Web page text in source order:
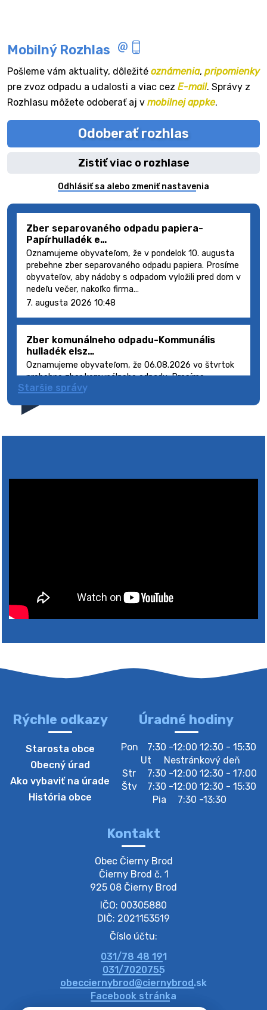
Mobilný Rozhlas
Pošleme vám aktuality, dôležité oznámenia, pripomienky
pre zvoz odpadu a udalosti a viac cez E-mail. Správy z
Rozhlasu môžete odoberať aj v mobilnej appke.
Odoberať rozhlas
Zistiť viac o rozhlase
Odhlásiť sa alebo zmeniť nastavenia
Zber separovaného odpadu papiera-
Papírhulladék e…
Oznamujeme obyvateľom, že v pondelok 10. augusta
prebehne zber separovaného odpadu papiera. Prosíme
obyvateľov, aby nádoby s odpadom vyložili pred dom v
nedeľu večer, nakoľko firma…
7. augusta 2026 10:48
Zber komunálneho odpadu-Kommunális
hulladék elsz…
Oznamujeme obyvateľom, že 06.08.2026 vo štvrtok
prebehne zber komunálneho odpadu. Prosíme
obyvateľov, aby smetné nádoby s odpadom vyložili
5. augusta 2026 08:41
4. augusta 2026 10:05
Zberný dvor-Gyűjtőudvar
Oznamujeme obyvateľom, že v stredu 05. augusta
bude zberný dvor zatvorený. Értesítjük a lakosokat,
hogy szerdán augusztus 05-én a gyűjtőudvar zárva
lesz https://ciernybrod.sk?p=214…
Zber separovaného odpadu plastu-
Szeparált műanya…
Oznamujeme obyvateľom, že v stredu 05. augusta
prebehne zber separovaného odpadu plastu. Prosíme
obyvateľov, aby vrecia s odpadom vyložili pred dom už
večer vopred, nakoľko firma F…
4. augusta 2026 09:51
Oznámenie o plánovanom prerušení dodávky
elektri…
Oznamujeme Vám, že v určitých dňoch bude v
niektorých častiach našej obce plánované prerušenie
Staršie správy
Rýchle odkazy
Starosta obce
Obecný úrad
Ako vybaviť na úrade
História obce
Úradné hodiny
Pon
7:30 -12:00 12:30 - 15:30
Ut
Nestránkový deň
Str
7:30 -12:00 12:30 - 17:00
Štv
7:30 -12:00 12:30 - 15:30
Pia
7:30 -13:30
Kontakt
Obec Čierny Brod
Čierny Brod č. 1
925 08 Čierny Brod
IČO: 00305880
DIČ: 2021153519
Číslo účtu:
031/78 48 191
031/7020755
obecciernybrod@ciernybrod.sk
Facebook stránka